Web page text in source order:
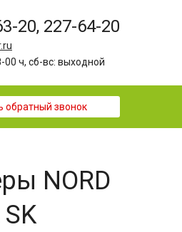
20, 227-64-20
00 ч, сб-вс: выходной
обратный звонок
NORD